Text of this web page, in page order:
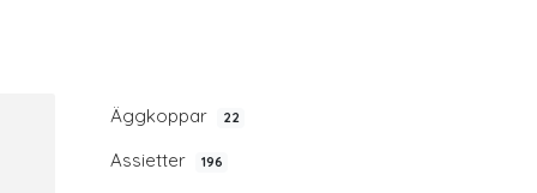
Äggkoppar 22
Assietter 196